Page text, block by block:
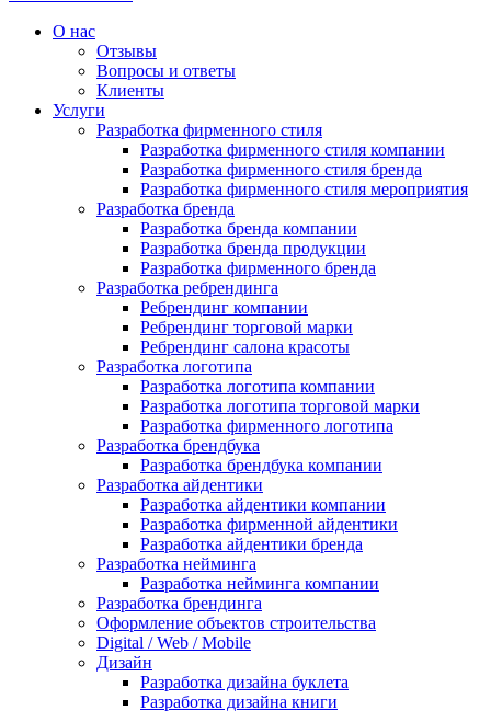
О нас
Отзывы
Вопросы и ответы
Клиенты
Услуги
Разработка фирменного стиля
Разработка фирменного стиля компании
Разработка фирменного стиля бренда
Разработка фирменного стиля мероприятия
Разработка бренда
Разработка бренда компании
Разработка бренда продукции
Разработка фирменного бренда
Разработка ребрендинга
Ребрендинг компании
Ребрендинг торговой марки
Ребрендинг салона красоты
Разработка логотипа
Разработка логотипа компании
Разработка логотипа торговой марки
Разработка фирменного логотипа
Разработка брендбука
Разработка брендбука компании
Разработка айдентики
Разработка айдентики компании
Разработка фирменной айдентики
Разработка айдентики бренда
Разработка нейминга
Разработка нейминга компании
Разработка брендинга
Оформление объектов строительства
Digital / Web / Mobile
Дизайн
Разработка дизайна буклета
Разработка дизайна книги